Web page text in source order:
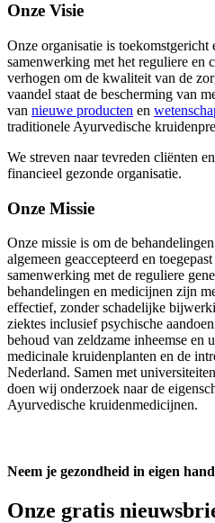
Onze Visie
Onze organisatie is
samenwerking met het reguliere en
verhogen om de kwaliteit van de
vaandel staat de bescherming van
van nieuwe producten en
traditionele Ayurvedische
We streven naar tevreden cliënten
financieel gezonde organisatie.
Onze Missie
Onze missie is om de
algemeen geaccepteerd en
samenwerking met de reguliere
behandelingen en medicijnen zijn
effectief, zonder schadelijke
ziektes inclusief psychische
behoud van zeldzame inheemse en
medicinale kruidenplanten en de
Nederland. Samen met
doen wij onderzoek naar de
Ayurvedische kruidenmedicijnen.
Neem je gezondheid in eigen hand
Onze gratis